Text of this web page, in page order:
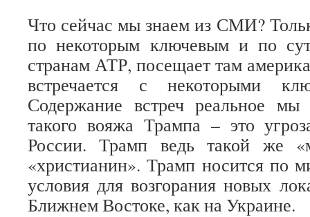
Что сейчас мы знаем из СМИ?
по некоторым ключевым и по
странам АТР, посещает там
встречается с некоторыми
Содержание встреч реальное
такого вояжа Трампа – это
России. Трамп ведь такой же
«христианин». Трамп носится по
условия для возгорания новых
Ближнем Востоке, как на Украине.